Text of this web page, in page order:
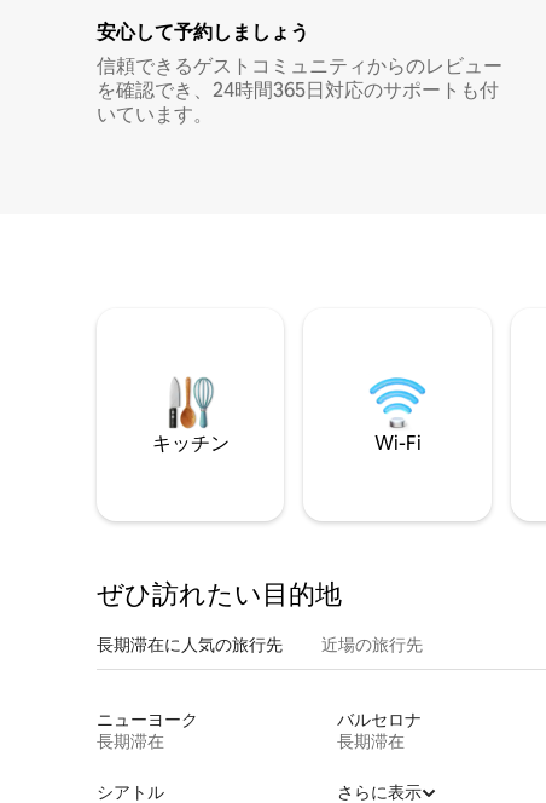
安心して予約しましょう
信頼できるゲストコミュニティからのレビュー
を確認でき、24時間365日対応のサポートも付
いています。
キッチン Wi-Fi
ぜひ訪⁠れ⁠た⁠い目⁠的⁠地
長期滞在に人気の旅行先 近場の旅行先
ニューヨーク
長期滞在
バルセロナ
長期滞在
シアトル
さらに表示